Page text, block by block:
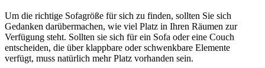
Um die richtige Sofagröße für sich zu finden, sollten Sie sich
Gedanken darübermachen, wie viel Platz in Ihren Räumen zur
Verfügung steht. Sollten sie sich für ein Sofa oder eine Couch
entscheiden, die über klappbare oder schwenkbare Elemente
verfügt, muss natürlich mehr Platz vorhanden sein.